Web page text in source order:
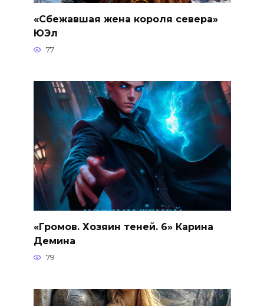
«Сбежавшая жена короля севера»
ЮЭл
77
«Громов. Хозяин теней. 6» Карина
Демина
79